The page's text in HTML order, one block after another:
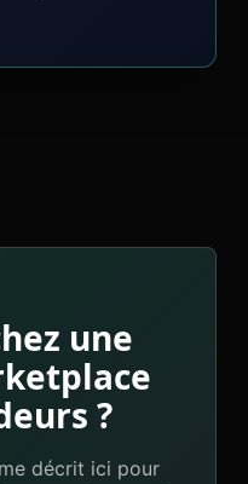
une
?
décrit ici pour